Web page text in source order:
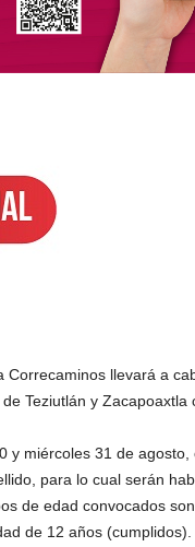
Correcaminos llevará a
Teziutlán y Zacapoaxtla
y miércoles 31 de
para lo cual serán
de edad convocados
de 12 años (cumplidos).